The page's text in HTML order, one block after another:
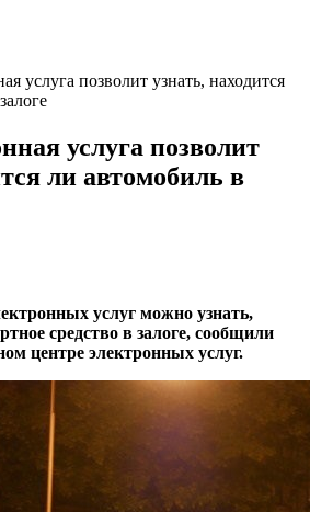
услуга позволит узнать, находится
услуга позволит
ли автомобиль в
услуг можно узнать,
средство в залоге, сообщили
центре электронных услуг.